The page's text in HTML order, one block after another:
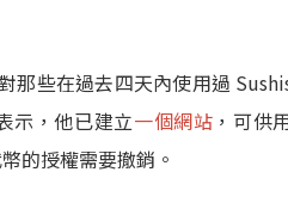
些在過去四天內使用過
示，他已建立一個網站 ，可供
的授權需要撤銷。